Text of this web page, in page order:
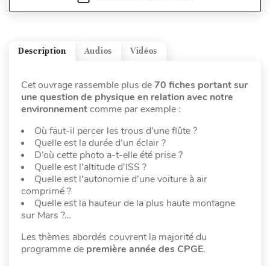
Vidéos
Audios
Description
Cet ouvrage rassemble plus de70 fiches portant sur
une question de physique en relation avec notre
environnementcomme par exemple :
Où faut-il percer les trous d’une flûte ?
Quelle est la durée d’un éclair ?
D’où cette photo a-t-elle été prise ?
Quelle est l’altitude d’ISS ?
Quelle est l’autonomie d’une voiture à air
comprimé ?
Quelle est la hauteur de la plus haute montagne
sur Mars ?…
Les thèmes abordés couvrent la majorité du
programme de première année des CPGE.